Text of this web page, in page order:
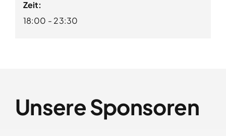
Zeit:
18:00 - 23:30
Unsere Sponsoren